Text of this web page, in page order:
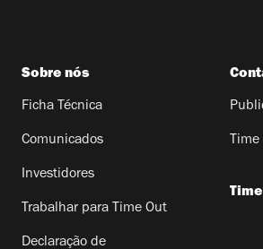
Sobre nós
Ficha Técnica
Comunicados
Investidores
Trabalhar para Time Out
Declaração de